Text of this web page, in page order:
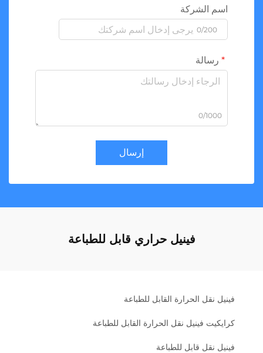
اسم الشركة
0/200
رسالة
0/1000
إرسال
فينيل حراري قابل للطباعة
فينيل نقل الحرارة القابل للطباعة
كرايكيت فينيل نقل الحرارة القابل للطباعة
فينيل نقل قابل للطباعة